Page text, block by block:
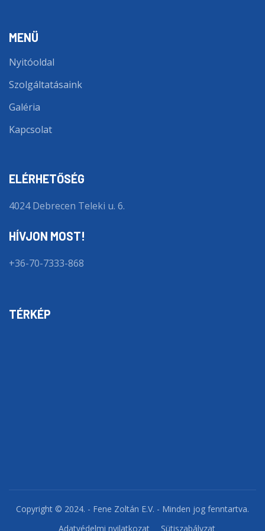
MENÜ
Nyitóoldal
Szolgáltatásaink
Galéria
Kapcsolat
ELÉRHETŐSÉG
4024 Debrecen Teleki u. 6.
HÍVJON MOST!
+36-70-7333-868
TÉRKÉP
Copyright © 2024. - Fene Zoltán E.V. - Minden jog fenntartva.
Adatvédelmi nyilatkozat
Sütiszabályzat